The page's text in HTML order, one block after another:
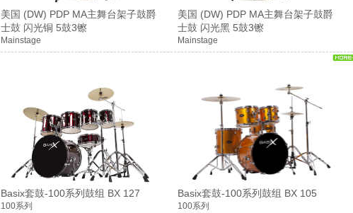
Basix套鼓-100系列鼓组 BX 127
100系列
Basix套鼓-100系列鼓组 BX 105
100系列
美国 (DW) PDP MA主舞台架子鼓爵
士鼓 闪光铜 5鼓3镲
Mainstage
美国 (DW) PDP MA主舞台架子鼓爵
士鼓 闪光黑 5鼓3镲
Mainstage